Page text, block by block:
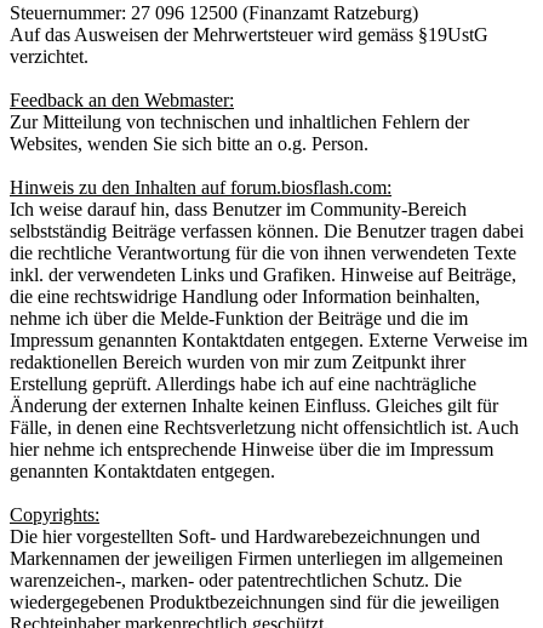
Steuernummer: 27 096 12500 (Finanzamt Ratzeburg)
Auf das Ausweisen der Mehrwertsteuer wird gemäss §19UstG
verzichtet.
Feedback an den Webmaster:
Zur Mitteilung von technischen und inhaltlichen Fehlern der
Websites, wenden Sie sich bitte an o.g. Person.
Hinweis zu den Inhalten auf forum.biosflash.com:
Ich weise darauf hin, dass Benutzer im Community-Bereich
selbstständig Beiträge verfassen können. Die Benutzer tragen dabei
die rechtliche Verantwortung für die von ihnen verwendeten Texte
inkl. der verwendeten Links und Grafiken. Hinweise auf Beiträge,
die eine rechtswidrige Handlung oder Information beinhalten,
nehme ich über die Melde-Funktion der Beiträge und die im
Impressum genannten Kontaktdaten entgegen. Externe Verweise im
redaktionellen Bereich wurden von mir zum Zeitpunkt ihrer
Erstellung geprüft. Allerdings habe ich auf eine nachträgliche
Änderung der externen Inhalte keinen Einfluss. Gleiches gilt für
Fälle, in denen eine Rechtsverletzung nicht offensichtlich ist. Auch
hier nehme ich entsprechende Hinweise über die im Impressum
genannten Kontaktdaten entgegen.
Copyrights:
Die hier vorgestellten Soft- und Hardwarebezeichnungen und
Markennamen der jeweiligen Firmen unterliegen im allgemeinen
warenzeichen-, marken- oder patentrechtlichen Schutz. Die
wiedergegebenen Produktbezeichnungen sind für die jeweiligen
Rechteinhaber markenrechtlich geschützt.